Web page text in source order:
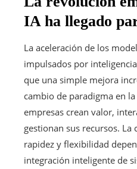
IA ha llegado
La aceleración de los
impulsados por
que una simple mejora
cambio de paradigma en
empresas crean valor,
gestionan sus recursos. La
rapidez y flexibilidad
integración inteligente de